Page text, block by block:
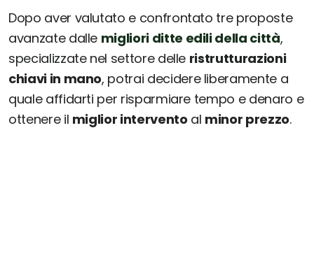
Dopo aver valutato e confrontato tre proposte
avanzate dalle migliori ditte edili della città,
specializzate nel settore delle ristrutturazioni
chiavi in mano, potrai decidere liberamente a
quale affidarti per risparmiare tempo e denaro e
ottenere il miglior intervento al minor prezzo.